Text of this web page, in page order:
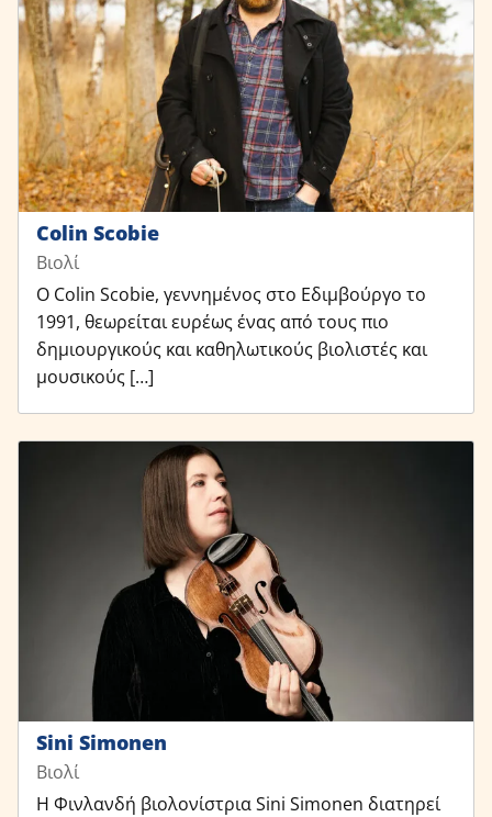
Colin Scobie
Βιολί
Ο Colin Scobie, γεννημένος στο Εδιμβούργο το
1991, θεωρείται ευρέως ένας από τους πιο
δημιουργικούς και καθηλωτικούς βιολιστές και
μουσικούς […]
Sini Simonen
Βιολί
Η Φινλανδή βιολονίστρια Sini Simonen διατηρεί